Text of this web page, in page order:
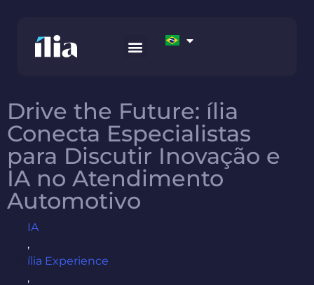
Drive the Future: ília
Conecta Especialistas
para Discutir Inovação e
IA no Atendimento
Automotivo
IA
,
ília Experience
,